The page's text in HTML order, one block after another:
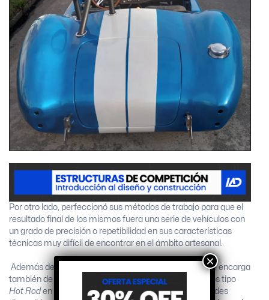
Por otro lado, perfeccionó sus métodos de trabajo para que el
resultado final de los mismos fuera una serie de vehículos con
un grado de precisión o repetibilidad en sus características
técnicas muy difícil de encontrar en el ámbito artesanal.
Además de fabricar las copias antes mencionadas, se encarga
también de brindar soluciones de diseño para vehículos tipo
Hot Roden los que, aprovechando las mayores libertades
×